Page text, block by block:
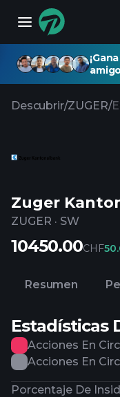
Descubrir/ZUGER/
Zuger
ZUGER · SW
10450.00CHF
Resumen
Estadísticas
Acciones En
Acciones En
Porcentaje De